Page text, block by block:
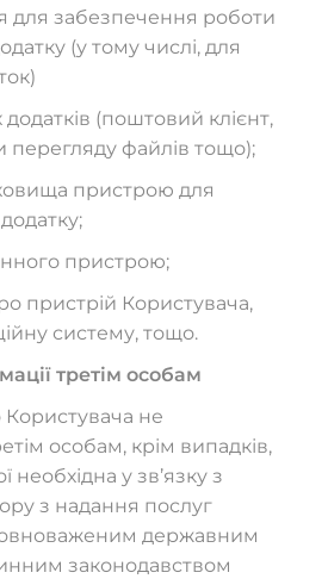
для забезпечення роботи
(у тому числі, для
(поштовий клієнт,
перегляду файлів тощо);
пристрою для
пристрою;
пристрій Користувача,
систему, тощо.
третім особам
Користувача не
особам, крім випадків,
необхідна у зв’язку з
з надання послуг
державним
законодавством